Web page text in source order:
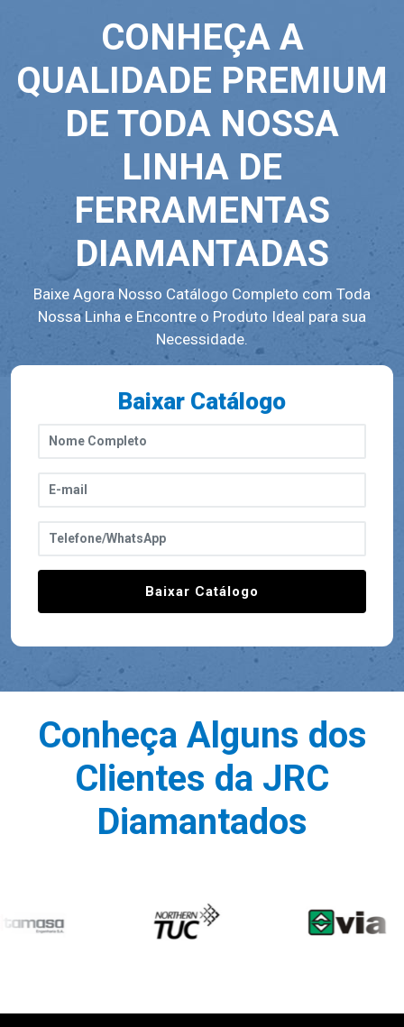
CONHEÇA A
QUALIDADE PREMIUM
DE TODA NOSSA
LINHA DE
FERRAMENTAS
DIAMANTADAS
Baixe Agora Nosso Catálogo Completo com Toda
Nossa Linha e Encontre o Produto Ideal para sua
Necessidade.
Baixar Catálogo
Baixar Catálogo
Conheça Alguns dos
Clientes da JRC
Diamantados